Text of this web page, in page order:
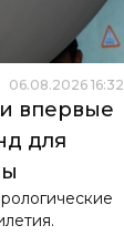
06.08.2026 16:32
впервые
для